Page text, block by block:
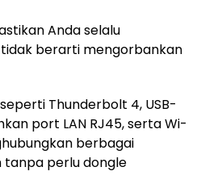
Anda selalu
berarti mengorbankan
Thunderbolt 4, USB-
port LAN RJ45, serta Wi-
berbagai
tanpa perlu dongle